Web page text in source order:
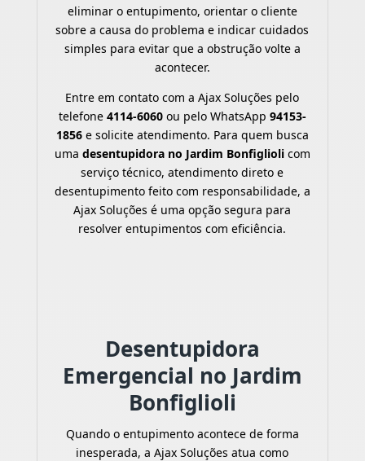
eliminar o entupimento, orientar o cliente
sobre a causa do problema e indicar cuidados
simples para evitar que a obstrução volte a
acontecer.
Entre em contato com a Ajax Soluções pelo
telefone 4114-6060ou pelo WhatsApp 94153-
1856e solicite atendimento. Para quem busca
uma desentupidora no Jardim Bonfigliolicom
serviço técnico, atendimento direto e
desentupimento feito com responsabilidade, a
Ajax Soluções é uma opção segura para
resolver entupimentos com eficiência.
Desentupidora
Emergencial no Jardim
Bonfiglioli
Quando o entupimento acontece de forma
inesperada, a Ajax Soluções atua como